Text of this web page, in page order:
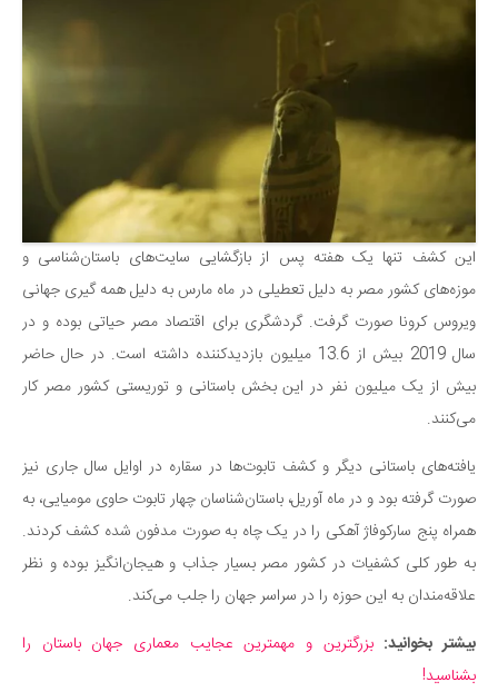
بازی
مسابقه
این کشف تنها یک هفته پس از بازگشایی سایت‌های باستان‌شناسی و
موزه‌های کشور مصر به دلیل تعطیلی در ماه مارس به دلیل همه گیری جهانی
ویروس کرونا صورت گرفت. گردشگری برای اقتصاد مصر حیاتی بوده و در
سال 2019 بیش از 13.6 میلیون بازدید‌کننده داشته است. در حال حاضر
بیش از یک میلیون نفر در این بخش باستانی و توریستی کشور مصر کار
می‌کنند.
یافته‌های باستانی دیگر و کشف تابوت‌ها در سقاره در اوایل سال جاری نیز
صورت گرفته بود و در ماه آوریل، باستان‌شناسان چهار تابوت حاوی مومیایی‌، به
همراه پنج سارکوفاژ آهکی را در یک چاه به صورت مدفون شده کشف کردند.
به طور کلی کشفیات در کشور مصر بسیار جذاب و هیجان‌انگیز بوده و نظر
علاقه‌مندان به این حوزه را در سراسر جهان را جلب می‌کند.
بیشتر بخوانید: بزرگترین و مهمترین عجایب معماری جهان باستان را
بشناسید!